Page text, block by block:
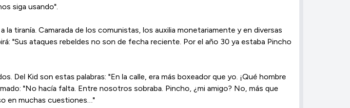
siga usando".
tiranía. Camarada de los comunistas, los auxilia monetariamente y en diversas
"Sus ataques rebeldes no son de fecha reciente. Por el año 30 ya estaba Pincho
Del Kid son estas palabras: "En la calle, era más boxeador que yo. ¡Qué hombre
"No hacía falta. Entre nosotros sobraba. Pincho, ¿mi amigo? No, más que
en muchas cuestiones…"